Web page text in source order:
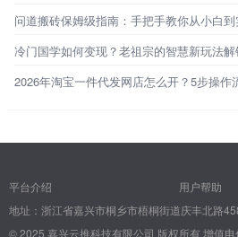
问道搬砖保姆级指南：手把手教你从小白
冷门国学如何变现？老祖宗的智慧新玩法
2026年淘宝一件代发网店怎么开？5步操作
平台介绍 用户帮助
地址：浙江省嘉兴市桐乡市梧桐街道庆丰北路
© 2025 嘉兴云推科技有限公司 版权所有增值